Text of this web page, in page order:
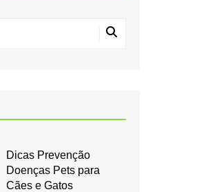
Dicas Prevenção
Doenças Pets para
Cães e Gatos